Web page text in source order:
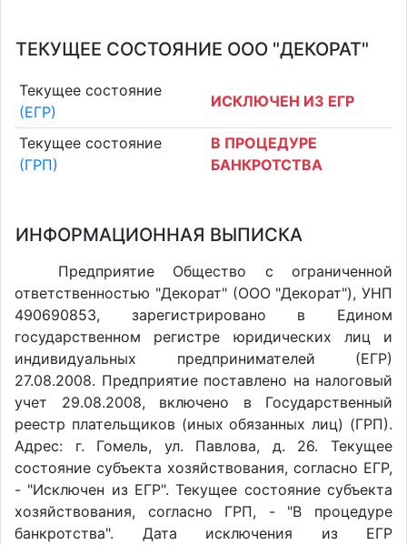
ТЕКУЩЕЕ СОСТОЯНИЕ ООО "ДЕКОРАТ"
Текущее состояние
(ЕГР)
ИСКЛЮЧЕН ИЗ ЕГР
Текущее состояние
(ГРП)
В ПРОЦЕДУРЕ
БАНКРОТСТВА
ИНФОРМАЦИОННАЯ ВЫПИСКА
Предприятие Общество с ограниченной
ответственностью "Декорат" (ООО "Декорат"), УНП
490690853, зарегистрировано в Едином
государственном регистре юридических лиц и
индивидуальных предпринимателей (ЕГР)
27.08.2008. Предприятие поставлено на налоговый
учет 29.08.2008, включено в Государственный
реестр плательщиков (иных обязанных лиц) (ГРП).
Адрес: г. Гомель, ул. Павлова, д. 26. Текущее
состояние субъекта хозяйствования, согласно ЕГР,
- "Исключен из ЕГР". Текущее состояние субъекта
хозяйствования, согласно ГРП, - "В процедуре
банкротства". Дата исключения из ЕГР